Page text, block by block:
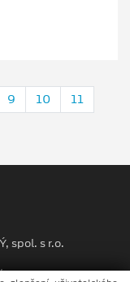
9 10 11
spol. s r.o.